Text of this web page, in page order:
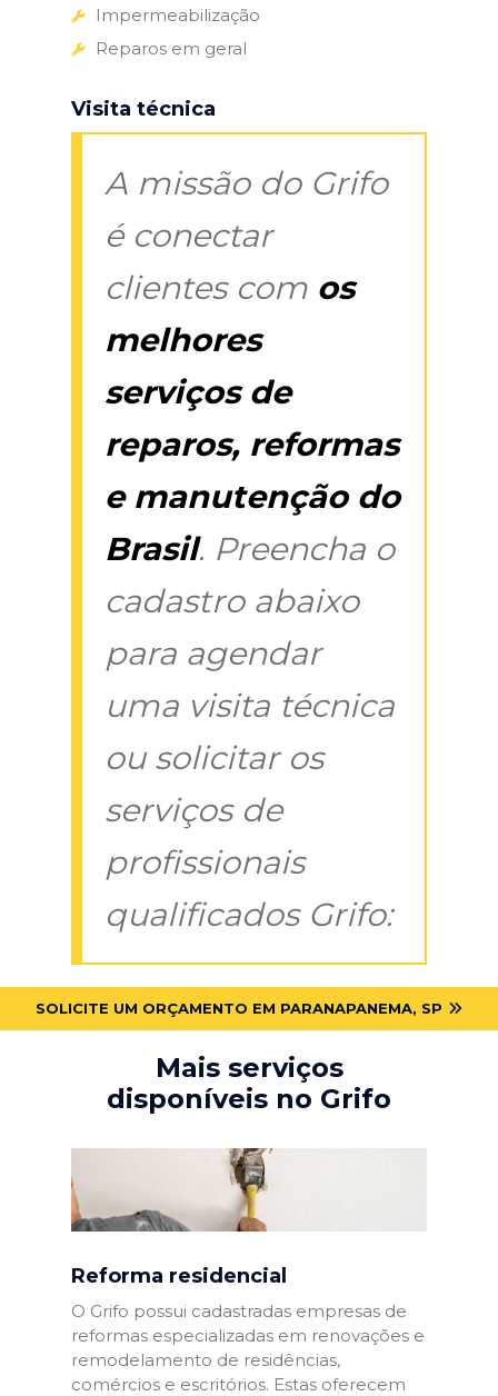
Impermeabilização
Reparos em geral
Visita técnica
A missão do Grifo
é conectar
clientes com os
melhores
serviços de
reparos, reformas
e manutenção do
Brasil. Preencha o
cadastro abaixo
para agendar
uma visita técnica
ou solicitar os
serviços de
profissionais
qualificados Grifo:
SOLICITE UM ORÇAMENTO EM PARANAPANEMA, SP
Mais serviços
disponíveis no Grifo
Reforma residencial
O Grifo possui cadastradas empresas de
reformas especializadas em renovações e
remodelamento de residências,
comércios e escritórios. Estas oferecem